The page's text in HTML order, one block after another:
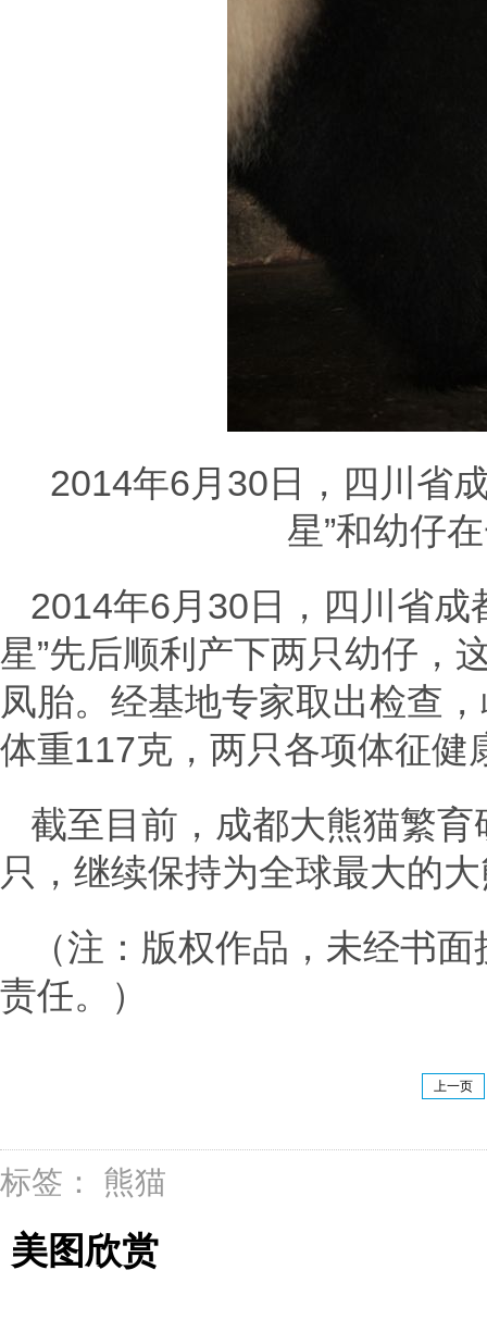
2014年6月30日，四川省
星”和幼仔
2014年6月30日，四川省成
星”先后顺利产下两只幼仔，
凤胎。经基地专家取出检查
体重117克，两只各项体征健
截至目前，成都大熊猫繁
只，继续保持为全球最大的
（注：版权作品，未经书
责任。）
上一页
标签： 熊猫
美图欣赏